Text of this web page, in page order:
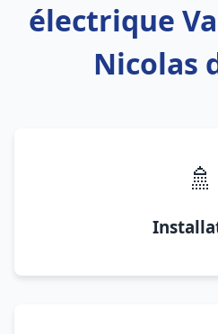
électrique
Nicolas
🚿